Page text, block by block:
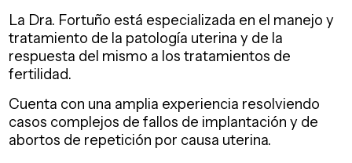
La Dra. Fortuño está especializada en el manejo y
tratamiento de la patología uterina y de la
respuesta del mismo a los tratamientos de
fertilidad.
Cuenta con una amplia experiencia resolviendo
casos complejos de fallos de implantación y de
abortos de repetición por causa uterina.